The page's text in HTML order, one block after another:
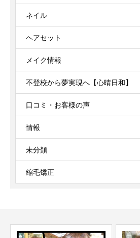
ネイル
ヘアセット
メイク情報
不登校から夢実現へ【心晴日和】
口コミ・お客様の声
情報
未分類
縮毛矯正